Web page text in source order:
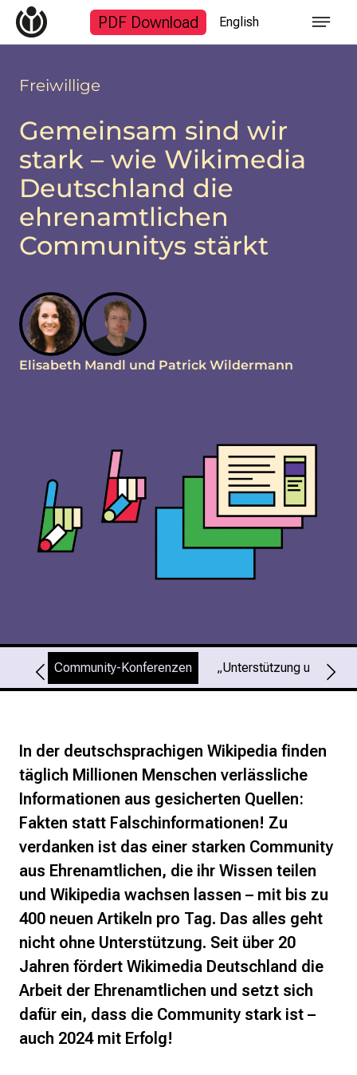
Start
Themen
Zum Inhalt überspringen
PDF Download English
Freiwillige
Gemeinsam sind wir
stark – wie Wikimedia
Deutschland die
ehrenamtlichen
Communitys stärkt
Elisabeth Mandl und Patrick Wildermann
Community-Konferenzen „Unterstützung und
In der deutschsprachigen Wikipedia finden
täglich Millionen Menschen verlässliche
Informationen aus gesicherten Quellen:
Fakten statt Falschinformationen! Zu
verdanken ist das einer starken Community
aus Ehrenamtlichen, die ihr Wissen teilen
und Wikipedia wachsen lassen – mit bis zu
400 neuen Artikeln pro Tag. Das alles geht
nicht ohne Unterstützung. Seit über 20
Jahren fördert Wikimedia Deutschland die
Arbeit der Ehrenamtlichen und setzt sich
dafür ein, dass die Community stark ist –
auch 2024 mit Erfolg!